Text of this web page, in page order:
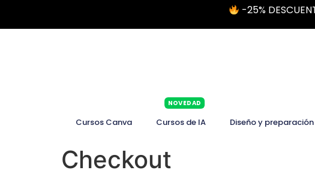
-25%
Cursos Canva Cursos de IA
NOVEDAD
Diseño y
Checkout